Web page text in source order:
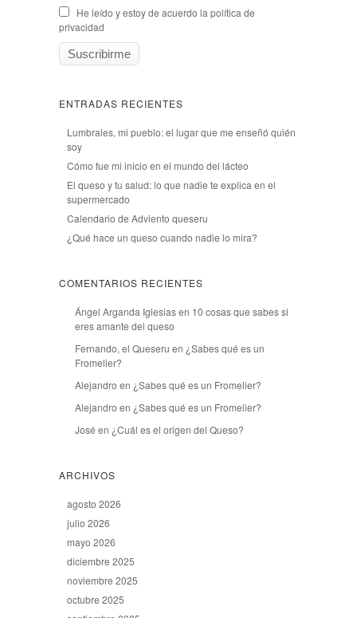
He leído y estoy de acuerdo la política de
privacidad
ENTRADAS RECIENTES
Lumbrales, mi pueblo: el lugar que me enseñó quién
soy
Cómo fue mi inicio en el mundo del lácteo
El queso y tu salud: lo que nadie te explica en el
supermercado
Calendario de Adviento queseru
¿Qué hace un queso cuando nadie lo mira?
COMENTARIOS RECIENTES
Ángel Arganda Iglesiasen 10 cosas que sabes si
eres amante del queso
Fernando, el Queseru en ¿Sabes qué es un
Fromelier?
Alejandro en ¿Sabes qué es un Fromelier?
Alejandro en ¿Sabes qué es un Fromelier?
José en ¿Cuál es el origen del Queso?
ARCHIVOS
agosto 2026
julio 2026
mayo 2026
diciembre 2025
noviembre 2025
octubre 2025